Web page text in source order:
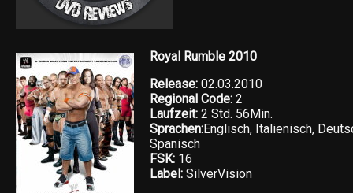
Royal Rumble 2010
Release: 02.03.2010
Regional Code: 2
Laufzeit: 2 Std. 56Min.
Sprachen:Englisch, Italienisch,
Spanisch
FSK: 16
Label: SilverVision